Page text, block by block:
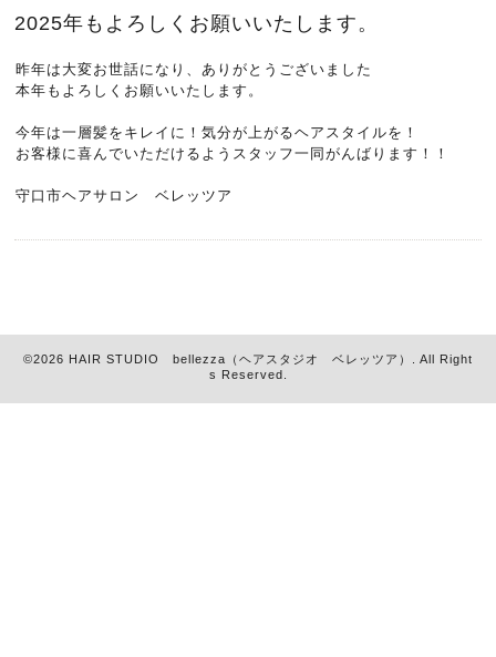
2025年もよろしくお願いいたします。
昨年は大変お世話になり、ありがとうございました
本年もよろしくお願いいたします。
今年は一層髪をキレイに！気分が上がるヘアスタイルを！
お客様に喜んでいただけるようスタッフ一同がんばります！！
守口市ヘアサロン ベレッツア
©2026 HAIR STUDIO bellezza（ヘアスタジオ ベレッツア）
. All Right
s Reserved.